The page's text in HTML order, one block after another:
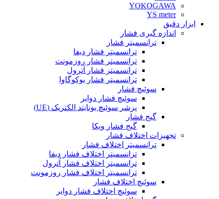
YOKOGAWA
YS meter
ابزار دقیق
اندازه گیری فشار
ترانسمیتر فشار
ترانسمیتر فشار دیفا
ترانسمیتر فشار روزمونت
ترانسمیتر فشار آترول
ترانسمیتر فشار یوکوگاوا
سوئیچ فشار
سوئیچ فشار دوایر
پرشر سوئیچ یونایتد الکتریک (UE)
گیج فشار
گیج فشار ویکا
تجهیزات اختلاف فشار
ترانسمیتر اختلاف فشار
ترانسمیتر اختلاف فشار دیفا
ترانسمیتر اختلاف فشار آترول
ترانسمیتر اختلاف فشار روزمونت
سوئیچ اختلاف فشار
سوئیچ اختلاف فشار دوایر